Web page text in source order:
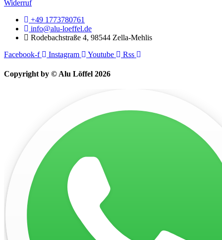
Widerruf
+49 1773780761
info@alu-loeffel.de
Rodebachstraße 4, 98544 Zella-Mehlis
Facebook-f
Instagram Youtube Rss
Copyright by © Alu Löffel 2026